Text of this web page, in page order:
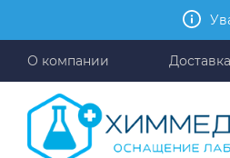
О компании Доставка